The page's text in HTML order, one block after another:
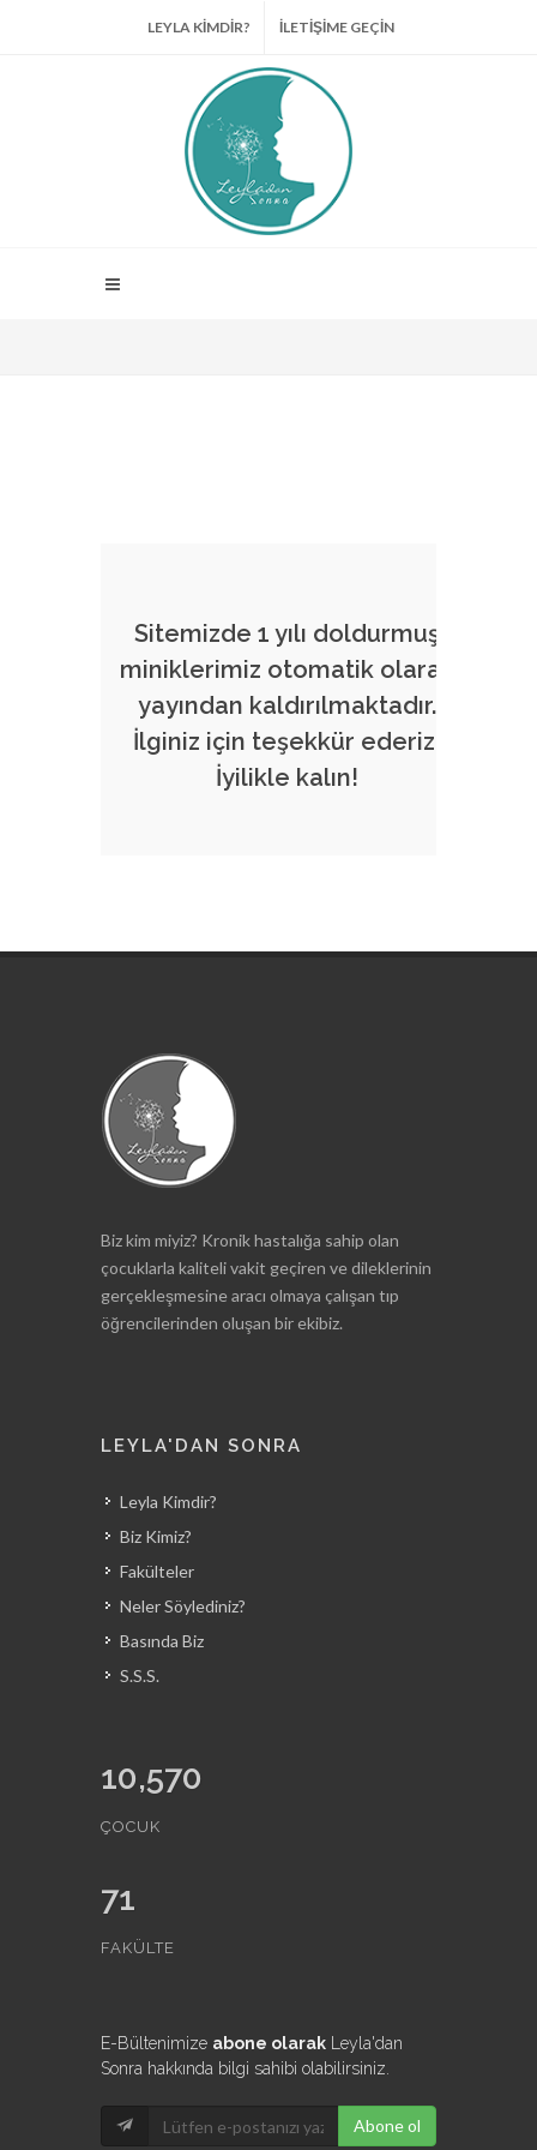
LEYLA KİMDİR? İLETİŞİME GEÇİN
Sitemizde 1 yılı doldurmuş
miniklerimiz otomatik olarak
yayından kaldırılmaktadır.
İlginiz için teşekkür ederiz.
İyilikle kalın!
Biz kim miyiz? Kronik hastalığa sahip olan
çocuklarla kaliteli vakit geçiren ve dileklerinin
gerçekleşmesine aracı olmaya çalışan tıp
öğrencilerinden oluşan bir ekibiz.
LEYLA'DAN SONRA
Leyla Kimdir?
Biz Kimiz?
Fakülteler
Neler Söylediniz?
Basında Biz
S.S.S.
10,570
ÇOCUK
71
FAKÜLTE
E-Bültenimize abone olarak Leyla'dan
Sonra hakkında bilgi sahibi olabilirsiniz.
Abone ol